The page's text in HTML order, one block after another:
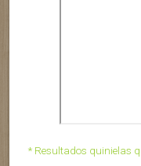
* Resultados quinielas